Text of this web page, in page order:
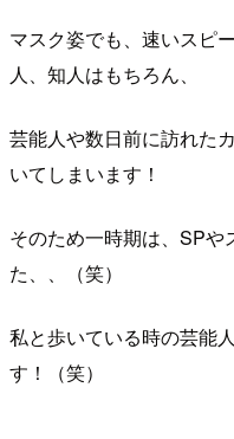
マスク姿でも、速いスピ
人、知人はもちろん、
芸能人や数日前に訪れた
いてしまいます！
そのため一時期は、SPや
た、、（笑）
私と歩いている時の芸能
す！（笑）